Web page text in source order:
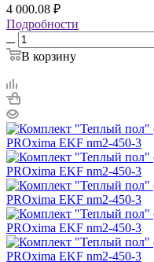
4 000.08 ₽
Подробности
В корзину